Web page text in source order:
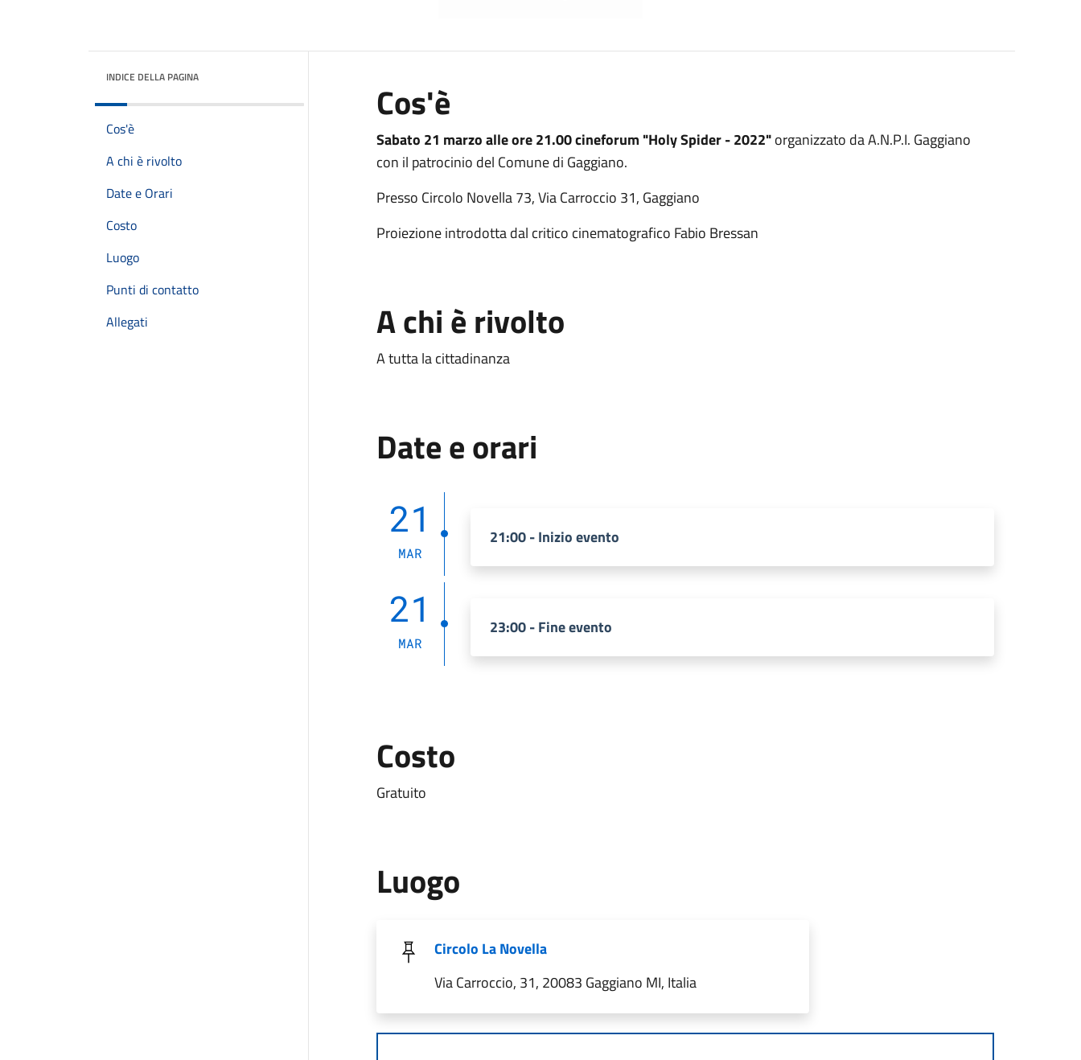
INDICE DELLA PAGINA
Cos'è
A chi è rivolto
Date e Orari
Costo
Luogo
Punti di contatto
Allegati
Cos'è
Sabato 21 marzo alle ore 21.00cineforum "Holy Spider - 2022"organizzato da A.N.P.I. Gaggiano
con il patrocinio del Comune di Gaggiano.
Presso Circolo Novella 73, Via Carroccio 31, Gaggiano
Proiezione introdotta dal critico cinematografico Fabio Bressan
A chi è rivolto
A tutta la cittadinanza
Date e orari
21
MAR
21:00 - Inizio evento
21
MAR
23:00 - Fine evento
Costo
Gratuito
Luogo
Circolo La Novella
Via Carroccio, 31, 20083 Gaggiano MI, Italia